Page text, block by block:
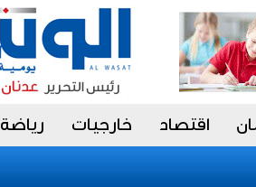
اقتصاد خارجيات رياضة